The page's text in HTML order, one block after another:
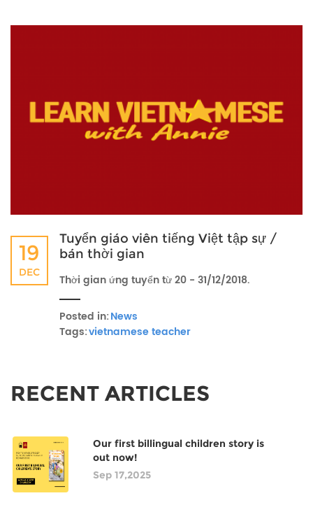
19
DEC
Tuyển giáo viên tiếng Việt tập sự /
bán thời gian
Thời gian ứng tuyển từ 20 - 31/12/2018.
Posted in:News
Tags:vietnamese teacher
RECENT ARTICLES
Our first billingual children story is
out now!
Sep 17,2025